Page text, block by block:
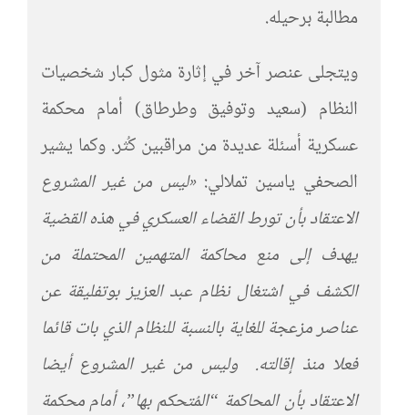
مطالبة برحيله.
ويتجلى عنصر آخر في إثارة مثول كبار شخصيات
النظام (سعيد وتوفيق وطرطاق) أمام محكمة
عسكرية أسئلة عديدة من مراقبين كُثر. وكما يشير
الصحفي ياسين تملالي:«ليس من غيرالمشروع
الاعتقادبأن تورط القضاء العسكري في هذه القضية
يهدف إلى منع محاكمة المتهمين المحتملة من
الكشف في اشتغال نظام عبد العزيز بوتفليقة عن
عناصر مزعجة للغاية بالنسبة للنظام الذي بات قائما
فعلا منذ إقالته. وليس من غير المشروع أيضا
الاعتقاد بأن المحاكمة “المُتحكم بها”، أمام محكمة